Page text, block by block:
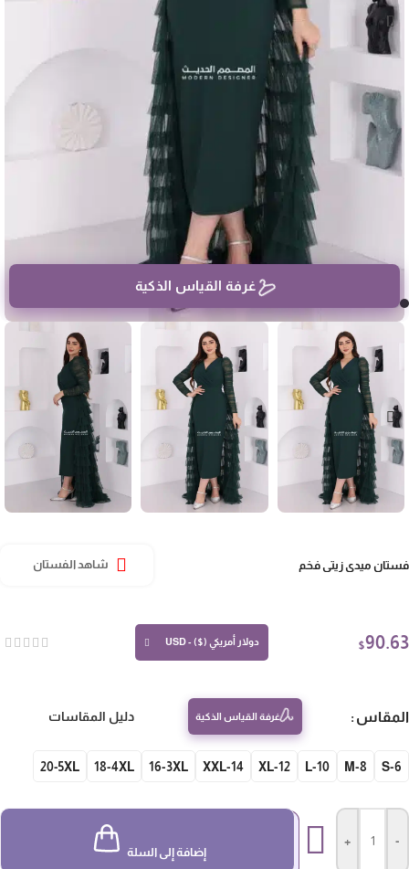
غرفة القياس الذكية
ميدي زيتي فخم شاهد الفستان
$ دولار أمريكي ($) - USD
غرفة القياس الذكية دليل المقاسات
S-
10-L
12-XL
14-XXL
16-3XL
18-4XL
20-5XL
إضافة إلى السلة